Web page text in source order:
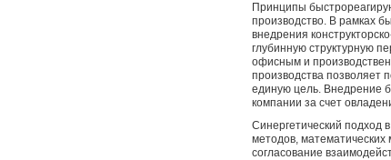
Принципы
производство. В рамках
внедрения
глубинную структурную
офисным и
производства позволяет
единую цель. Внедрение
компании за счет
Синергетический подход
методов,
согласование